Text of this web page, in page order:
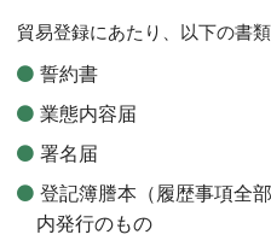
貿易登録にあたり、以下の書
誓約書
業態内容届
署名届
登記簿謄本（履歴事項
内発行のもの